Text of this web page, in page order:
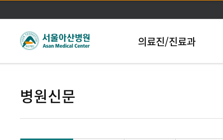
본문바로가기
의료진/진료과
병원신문